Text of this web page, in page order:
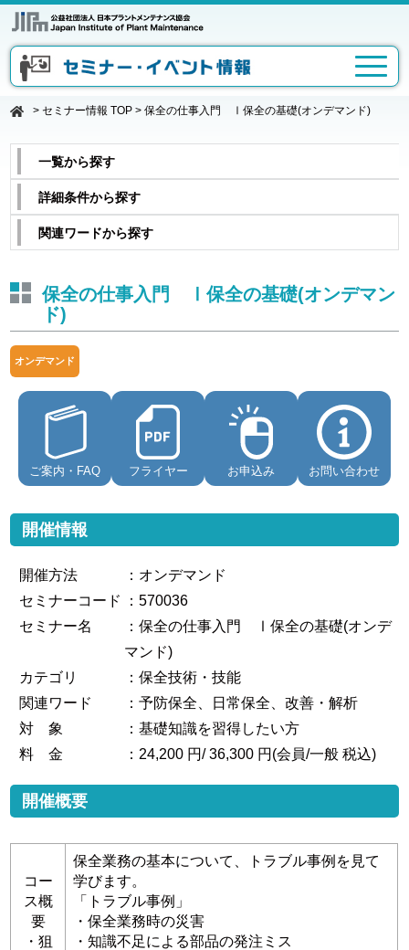
>セミナー情報 TOP >保全の仕事入門 Ⅰ保全の基礎(オンデマンド)
一覧から探す
詳細条件から探す
関連ワードから探す
保全の仕事入門 Ⅰ保全の基礎(オンデマン
ド)
オンデマンド
ご案内・FAQ フライヤー お申込み お問い合わせ
開催情報
開催方法
：オンデマンド
セミナーコード
：570036
セミナー名
：保全の仕事入門 Ⅰ保全の基礎(オンデ
マンド)
カテゴリ
：保全技術・技能
関連ワード
：予防保全、日常保全、改善・解析
対 象
：基礎知識を習得したい方
料 金
：24,200 円/ 36,300 円(会員/一般 税込)
開催概要
コー
ス概
要
・狙
保全業務の基本について、トラブル事例を見て
学びます。
「トラブル事例」
・保全業務時の災害
・知識不足による部品の発注ミス